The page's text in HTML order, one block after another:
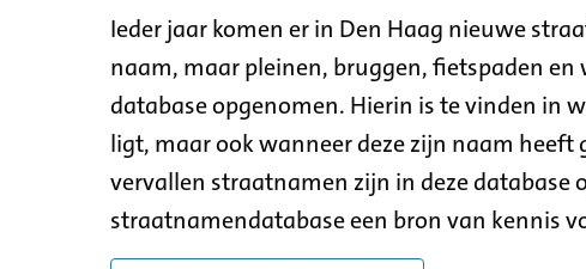
Ieder jaar komen er in Den Haag nieuwe
naam, maar pleinen, bruggen, fietspaden
database opgenomen. Hierin is te vinden in
ligt, maar ook wanneer deze zijn naam heeft
vervallen straatnamen zijn in deze database
straatnamendatabase een bron van kennis